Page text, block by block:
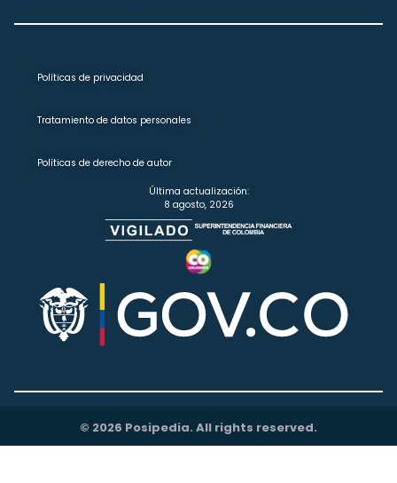
Políticas de privacidad
Tratamiento de datos personales
Políticas de derecho de autor
Última actualización:
8 agosto, 2026
© 2026 Posipedia. All rights reserved.